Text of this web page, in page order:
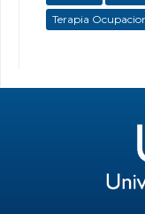
Terapia